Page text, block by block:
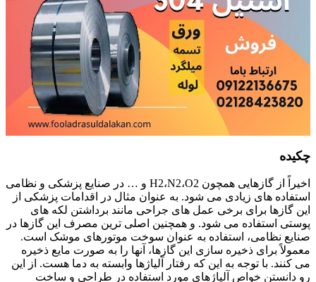
چکیده
اخیراً از گازهایی همچون H2،N2،O2 و … در صنایع پزشکی و نظامی
استفاده های زیادی می شود. به عنوان مثال در اقدامات پزشکی از
این گازها برای برخی عمل های جراحی مانند برداشتن لکه های
پوستی استفاده می شود. و همچنین اصلی ترین مصرف این گازها در
صنایع نظامی، استفاده به عنوان سوخت موتورهای موشک است.
معمولاً برای ذخیره سازی این گازها، آنها را به صورت مایع ذخیره
می کنند. با توجه به این که رفتار آلیاژها وابسته به دما هست. از این
رو دانستن خواص آلیاژهای مورد استفاده در طراحی و ساخت